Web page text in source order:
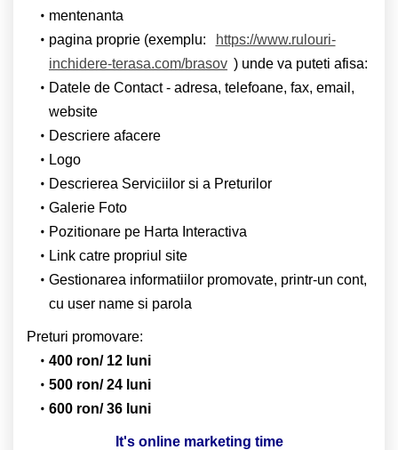
mentenanta
pagina proprie (exemplu:
https://www.rulouri-
inchidere-terasa.com/brasov ) unde va puteti afisa:
Datele de Contact - adresa, telefoane, fax, email,
website
Descriere afacere
Logo
Descrierea Serviciilor si a Preturilor
Galerie Foto
Pozitionare pe Harta Interactiva
Link catre propriul site
Gestionarea informatiilor promovate, printr-un cont,
cu user name si parola
Preturi promovare:
400 ron/ 12 luni
500 ron/ 24 luni
600 ron/ 36 luni
It's online marketing time